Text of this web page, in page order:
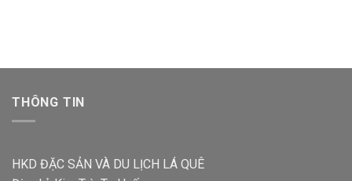
THÔNG TIN
HKD ĐẶC SẢN VÀ DU LỊCH LÁ QUÊ